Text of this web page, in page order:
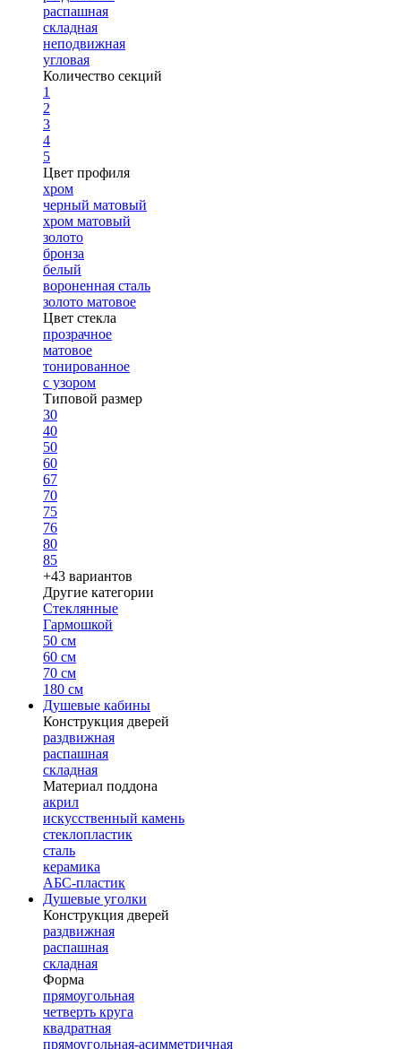
распашная
складная
неподвижная
угловая
Количество секций
1
2
3
4
5
Цвет профиля
хром
черный матовый
хром матовый
золото
бронза
белый
вороненная сталь
золото матовое
Цвет стекла
прозрачное
матовое
тонированное
с узором
Типовой размер
30
40
50
60
67
70
75
76
80
85
+43 вариантов
Другие категории
Стеклянные
Гармошкой
50 см
60 см
70 см
180 см
Душевые кабины
Конструкция дверей
раздвижная
распашная
складная
Материал поддона
акрил
искусственный камень
стеклопластик
сталь
керамика
АБС-пластик
Душевые уголки
Конструкция дверей
раздвижная
распашная
складная
Форма
прямоугольная
четверть круга
квадратная
прямоугольная-асимметричная